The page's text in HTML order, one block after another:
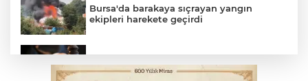
Bursa'da barakaya sıçrayan yangın
ekipleri harekete geçirdi
Yargıtay’dan primle çalışanlara müjde